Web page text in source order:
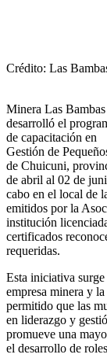
Crédito: Las
Minera Las Bambas
desarrolló el
de capacitación en
Gestión de
de Chuicuni,
de abril al 02 de
cabo en el local de
emitidos por la
institución
certificados
requeridas.
Esta iniciativa
empresa minera y
permitido que las
en liderazgo y
promueve una
el desarrollo de